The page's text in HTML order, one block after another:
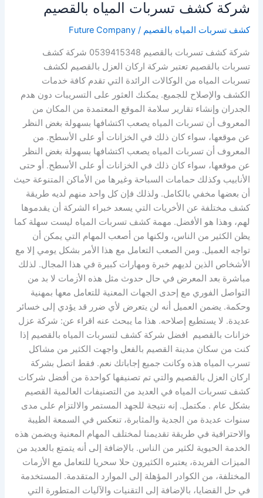
شركة كشف تسربات المياه بالقصيم
كشف تسربات المياه بالقصيم /
Future Company
شركة كشف تسربات بالقصيم 0539415348 شركة كشف
تسربات بالقصيم تعتبر شركة اركان العزل بالقصيم لكشف
تسربات المياه من الوكالات الرائدة التي تقدم كافة خدمات
الكشف والإصلاح للجميع. يمكنك العثور على التسريبات دون هدم
الجدران وإنشاء تقارير سلامة الموقع المعتمدة من المكان من
المعروف أن تسربات المياه يصعب اكتشافها بسهولة بغض النظر
عن موقعها، سواء كان ذلك في الخزانات أو على الأسطح. من
المعروف أن تسربات المياه يصعب اكتشافها بسهولة بغض النظر
عن موقعها، سواء كان ذلك في الخزانات أو على الأسطح. أو حتى
الأنابيب وكذلك حمامات السباحة وغيرها من الأماكن المتنوعة حيث
أن بعضها مخفي بالكامل. ولذلك فإن كل واحد منهم لديه طريقة
كشف مختلفة عن الأخريات التي يسعد خبراء الشركة أن يقدموها
لهم، وهذا هو الأفضل. مهمة كشف تسربات المياه ليست سهلة كما
يظن الكثير من الناس، ولكنها من أصعب المهام التي يمكن أن
تواجه العميل. ومن الصعب التعامل مع هذا الأمر بشكل يومي إلا مع
الأشخاص الذين لديهم خبرة ومهارات كبيرة في هذا المجال. لذلك
مباشرة بعد المعرض في حال حدوث مثل هذه الأزمات لا بد من
التواصل الفوري مع إحدى الجهات المعنية للتعامل معها بمهنية
وحكمة. يضمن العميل أنه لن يتعرض لأي ضرر قد يؤدي إلى خسائر
عديدة. لا يستطيع إصلاحه. هذا ما يبحث عنه اقراء عن: شركة عزل
خزانات بالقصيم افضل شركة كشف لتسربات المياه بالقصيم إذا
كنت من سكان مدينة القصيم بالفعل واجهت الكثير من مشاكل
تسرب المياه هذه وكانت جميع إجاباتك نعم. فقط اتصل بشركة
اركان العزل بالقصيم والتي تم تصنيفها كواحدة من أفضل شركات
كشف تسربات المياه في العديد من التصنيفات العالمية القصيم
بشكل عام . مكتمل. إنه نتيجة للجهد المستمر والالتزام على مدى
سنوات عديدة من الجدية والمثابرة، تنعكس في السمعة الطيبة
والاحترافية في طريقة تقديمنا لمختلف المهام المعنية ويضمن هذه
الخدمة الحيوية لكثير من الناس. بالإضافة إلى أنه يتمتع بالعديد من
الميزات الفريدة، يعتبره الكثيرون حلا سحريا للتعامل مع الأزمات
المختلفة، من الكوادر المؤهلة إلى الموارد المتقدمة. المستخدمة
في حل القضايا، بالإضافة إلى التقنيات والآليات المتطورة التي